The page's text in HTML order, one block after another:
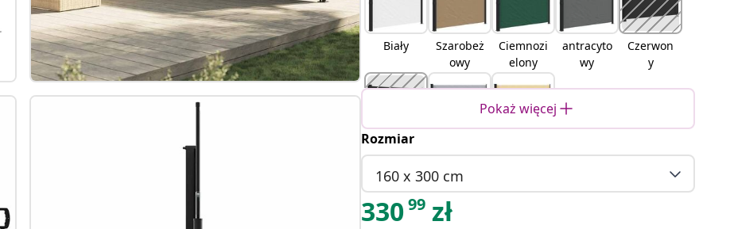
Biały
Szarobeż
owy
Ciemnozi
elony
antracyto
wy
Czerwon
y
terakota
Pokaż więcej
Rozmiar
160 x 300 cm
33099 zł